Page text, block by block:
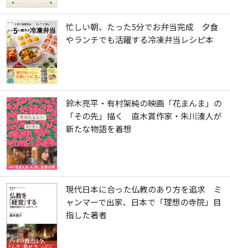
忙しい朝、たった5分でお弁当完成 夕食
やランチでも活躍する冷凍弁当レシピ本
鈴木亮平・有村架純の映画「花まんま」の
「その先」描く 直木賞作家・朱川湊人が
新たな物語を着想
現代日本に合った仏教のあり方を追求 ミ
ャンマーで出家、日本で「理想の寺院」目
指した著者